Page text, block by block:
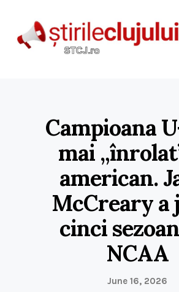
Campioana
mai
american.
McCreary a
cinci
NCAA
June 16, 2026